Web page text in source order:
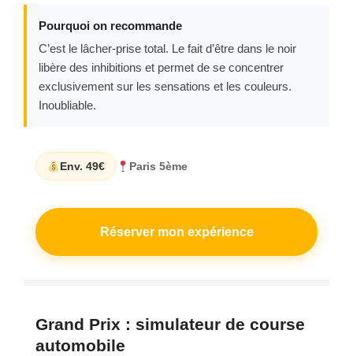
Pourquoi on recommande
C’est le lâcher-prise total. Le fait d’être dans le noir
libère des inhibitions et permet de se concentrer
exclusivement sur les sensations et les couleurs.
Inoubliable.
Env. 49€ Paris 5ème
Réserver mon expérience
Grand Prix : simulateur de course
automobile